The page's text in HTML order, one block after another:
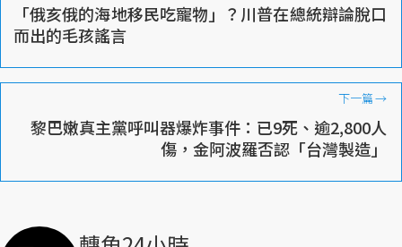
「俄亥俄的海地移民吃寵物」？川普在總統辯論脫口
而出的毛孩謠言
下一篇→
黎巴嫩真主黨呼叫器爆炸事件：已9死、逾2,800人
傷，金阿波羅否認「台灣製造」